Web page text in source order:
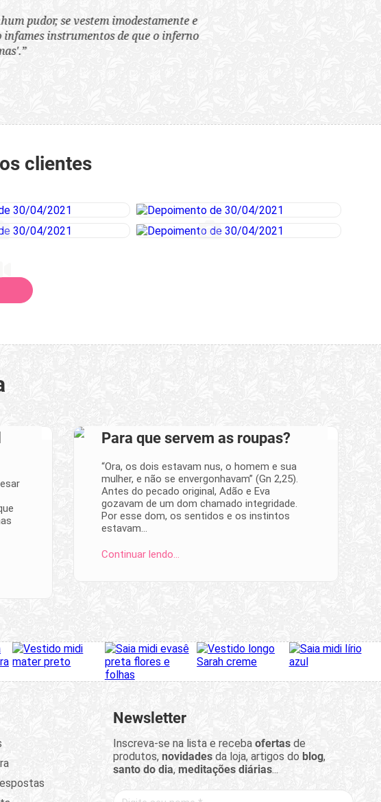
se vestem imodestamente e
instrumentos de que o inferno
clientes
Para que servem as roupas?
“Ora, os dois estavam nus, o homem e sua
mulher, e não se envergonhavam” (Gn 2,25).
Antes do pecado original, Adão e Eva
gozavam de um dom chamado integridade.
Por esse dom, os sentidos e os instintos
estavam…
Continuar lendo…
Newsletter
Inscreva-se na lista e receba ofertasde
produtos, novidadesda loja, artigos do blog,
santo do dia, meditações diárias...